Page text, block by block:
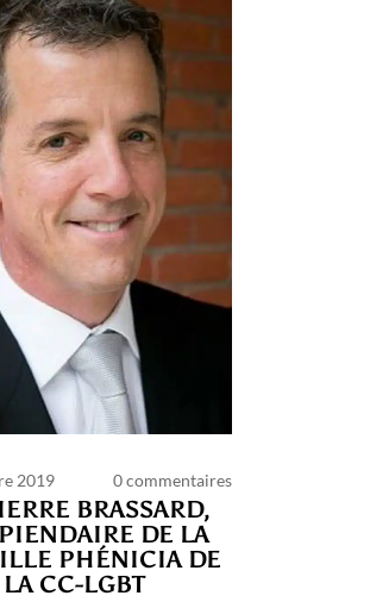
2019 0 commentaires
BRASSARD,
DE LA
PHÉNICIA DE
LA CC-LGBT